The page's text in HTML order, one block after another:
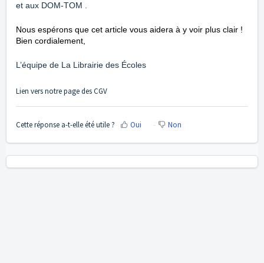
et aux DOM-TOM .
Nous espérons que cet article vous aidera à y voir plus clair !
Bien cordialement,
L’équipe de La Librairie des Écoles
Lien vers notre page desCGV
Cette réponse a-t-elle été utile ? Oui Non